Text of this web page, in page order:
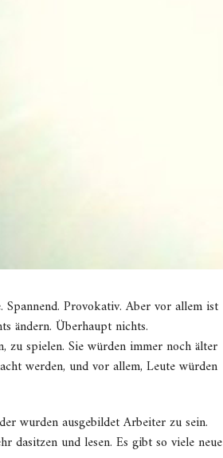
Provokativ. Aber vor allem ist
ändern. Überhaupt nichts.
zu spielen. Sie würden immer noch älter
werden, und vor allem, Leute würden
wurden ausgebildet Arbeiter zu sein.
dasitzen und lesen. Es gibt so viele neue